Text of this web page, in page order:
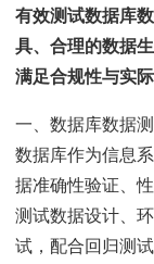
有效测试数据库
具、合理的数据
满足合规性与实
一、数据库数据
数据库作为信息
据准确性验证、
测试数据设计、
试，配合回归测